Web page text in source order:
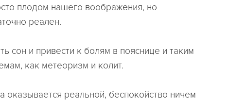
плодом нашего воображения, но
реален.
сон и привести к болям в пояснице и таким
как метеоризм и колит.
оказывается реальной, беспокойство ничем